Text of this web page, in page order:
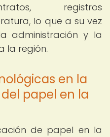
registros
lo que a su vez
administración y la
la región.
en la
papel en la
de papel en la